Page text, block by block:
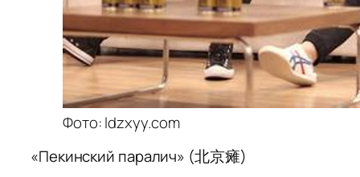
Фото: ldzxyy.com
«Пекинский паралич» (北京瘫)